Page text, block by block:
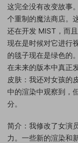
这完全没有改变故事
个重制的魔法商店。
还在开发 MIST，而
现在是时候对它进行
的毯子现在是绿色的
在未来的版本中真正
皮肤：我还对女孩的
中的渲染中观察到，
分。
简介：我修改了女演
力。一些新的渲染和